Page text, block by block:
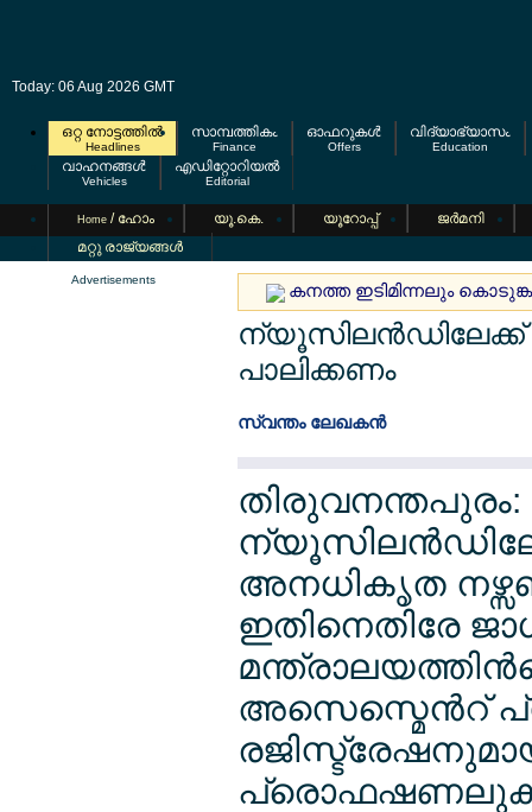
Today: 06 Aug 2026 GMT
ഒറ്റ നോട്ടത്തില്‍
Headlines
സാമ്പത്തികം
Finance
ഓഫറുകള്‍
Offers
വിദ്യാഭ്യാസം
Education
വാഹനങ്ങള്‍
Vehicles
എഡിറ്റോറിയല്‍
Editorial
Home / ഹോം യൂ.കെ. യൂറോപ്പ്
ജര്‍മനി
മറ്റു രാജ്യങ്ങള്‍
Advertisements
കനത്ത ഇടിമിന്നലും
ന്യൂസിലന്‍ഡിലേക്ക്
പാലിക്കണം
സ്വന്തം ലേഖകന്‍
തിരുവനന്തപുരം:
അനധികൃത
ഇതിനെതിരേ
അസെസ്മെന്‍റ്
പ്രൊഫഷണലുകള്‍